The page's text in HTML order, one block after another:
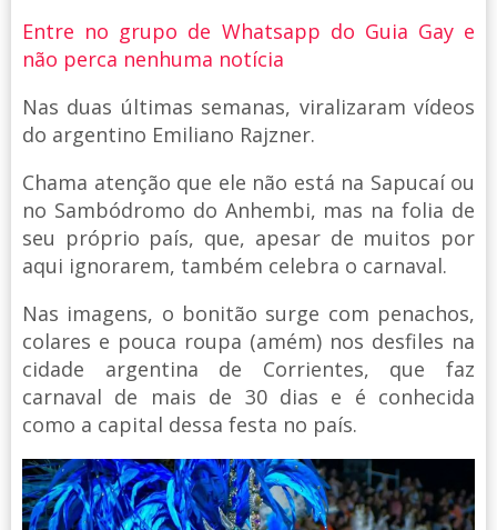
Entre no grupo de Whatsapp do Guia Gay e
não perca nenhuma notícia
Nas duas últimas semanas, viralizaram vídeos
do argentino Emiliano Rajzner.
Chama atenção que ele não está na Sapucaí ou
no Sambódromo do Anhembi, mas na folia de
seu próprio país, que, apesar de muitos por
aqui ignorarem, também celebra o carnaval.
Nas imagens, o bonitão surge com penachos,
colares e pouca roupa (amém) nos desfiles na
cidade argentina de Corrientes, que faz
carnaval de mais de 30 dias e é conhecida
como a capital dessa festa no país.